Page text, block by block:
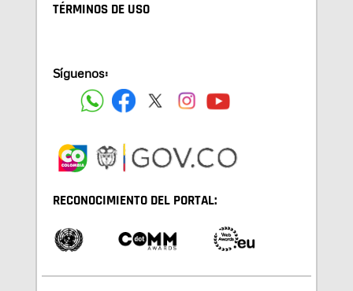
TÉRMINOS DE USO
Síguenos:
RECONOCIMIENTO DEL PORTAL: